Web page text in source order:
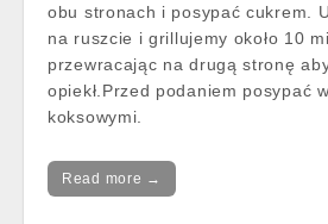
obu stronach i posypać cukrem.
na ruszcie i grillujemy około 10
przewracając na drugą stronę
opiekł.Przed podaniem posypać
koksowymi.
Read more →